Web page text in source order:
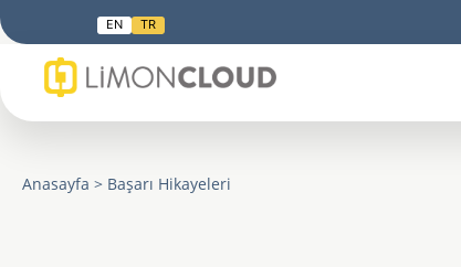
EN TR
Anasayfa > Başarı Hikayeleri